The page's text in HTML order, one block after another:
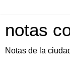
notas
Notas de la